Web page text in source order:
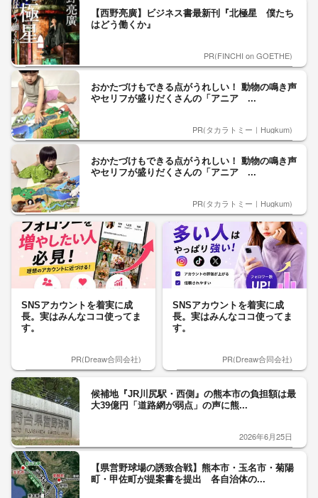
【西野亮廣】ビジネス書最新刊『北極星 僕たち
はどう働くか』
PR(FINCHI on GOETHE)
おかたづけもできる点がうれしい！ 動物の鳴き声
やセリフが盛りだくさんの「アニア ...
PR(タカラトミー｜Hugkum)
おかたづけもできる点がうれしい！ 動物の鳴き声
やセリフが盛りだくさんの「アニア ...
PR(タカラトミー｜Hugkum)
SNSアカウントを着実に成
長。実はみんなココ使ってま
す。
PR(Dreaw合同会社)
SNSアカウントを着実に成
長。実はみんなココ使ってま
す。
PR(Dreaw合同会社)
候補地『JR川尻駅・西側』の熊本市の負担額は最
大39億円「道路網が弱点」の声に熊...
2026年6月25日
【県営野球場の誘致合戦】熊本市・玉名市・菊陽
町・甲佐町が提案書を提出 各自治体の...